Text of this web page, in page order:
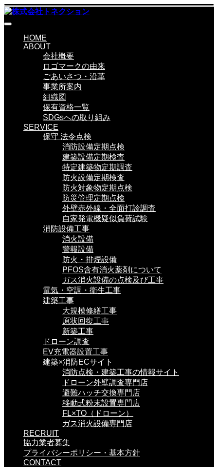
HOME
ABOUT
会社概要
ロゴマークの由来
ごあいさつ・沿革
事業所案内
組織図
保有資格一覧
SDGsへの取り組み
SERVICE
保守 法令点検
消防設備定期点検
建築設備定期検査
特定建築物定期調査
防火設備定期検査
防火対象物定期点検
防災管理定期点検
外壁赤外線・全面打診調査
自家発電機疑似負荷試験
消防設備工事
消火設備
警報設備
防火・排煙設備
PFOS含有消火薬剤について
ガス消火設備の点検及び工事
電気・空調・衛生工事
建築工事
大規模修繕工事
原状回復工事
新築工事
ドローン調査
EV充電器設置工事
建築×消防ECサイト
消防点検・建築工事の情報サイト
ドローン外壁調査専門店
避難ハッチ交換専門店
移動式粉末設置専門店
FL×TO（ドローン）
ガス消火設備専門店
RECRUIT
協力業者募集
プライバシーポリシー・基本方針
CONTACT